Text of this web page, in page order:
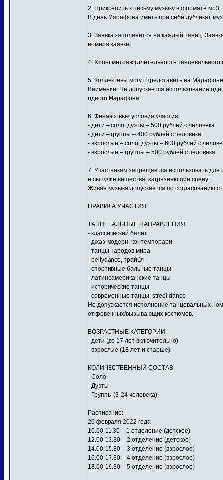
2. Прикрепить к письму музыку в формате мр3.
В день Марафона иметь при себе дубликат
3. Заявка заполняется на каждый танец.
номера заявки!
4. Хронометраж (длительность танцевального
5. Коллективы могут представить на
Внимание! Не допускается использование
одного Марафона.
6. Финансовые условия участия:
- дети – соло, дуэты – 500 рублей с человека
- дети – группы – 400 рублей с человека
- взрослые – соло, дуэты – 600 рублей с
- взрослые – группы – 500 рублей с человека
7. Участникам запрещается использовать
и сыпучие вещества, загрязняющие сцену.
Живая музыка допускается по согласованию
ПРАВИЛА УЧАСТИЯ:
ТАНЦЕВАЛЬНЫЕ НАПРАВЛЕНИЯ
- классический балет
- джаз-модерн, контемпорари
- танцы народов мира
- bellydance, трайбл
- спортивные бальные танцы
- латиноамериканские танцы
- исторические танцы
- современные танцы, street dance
Не допускается исполнение танцевальных
откровенных/вызывающих костюмов.
ВОЗРАСТНЫЕ КАТЕГОРИИ
- дети (до 17 лет включительно)
- взрослые (18 лет и старше)
КОЛИЧЕСТВЕННЫЙ СОСТАВ
- Соло
- Дуэты
- Группы (3-24 человека)
Расписание:
26 февраля 2022 года
10.00-11.30 – 1 отделение (детское)
12.00-13.30 – 2 отделение (детское)
14.00-15.30 – 3 отделение (взрослое)
16.00-17.30 – 4 отделение (взрослое)
18.00-19.30 – 5 отделение (взрослое)